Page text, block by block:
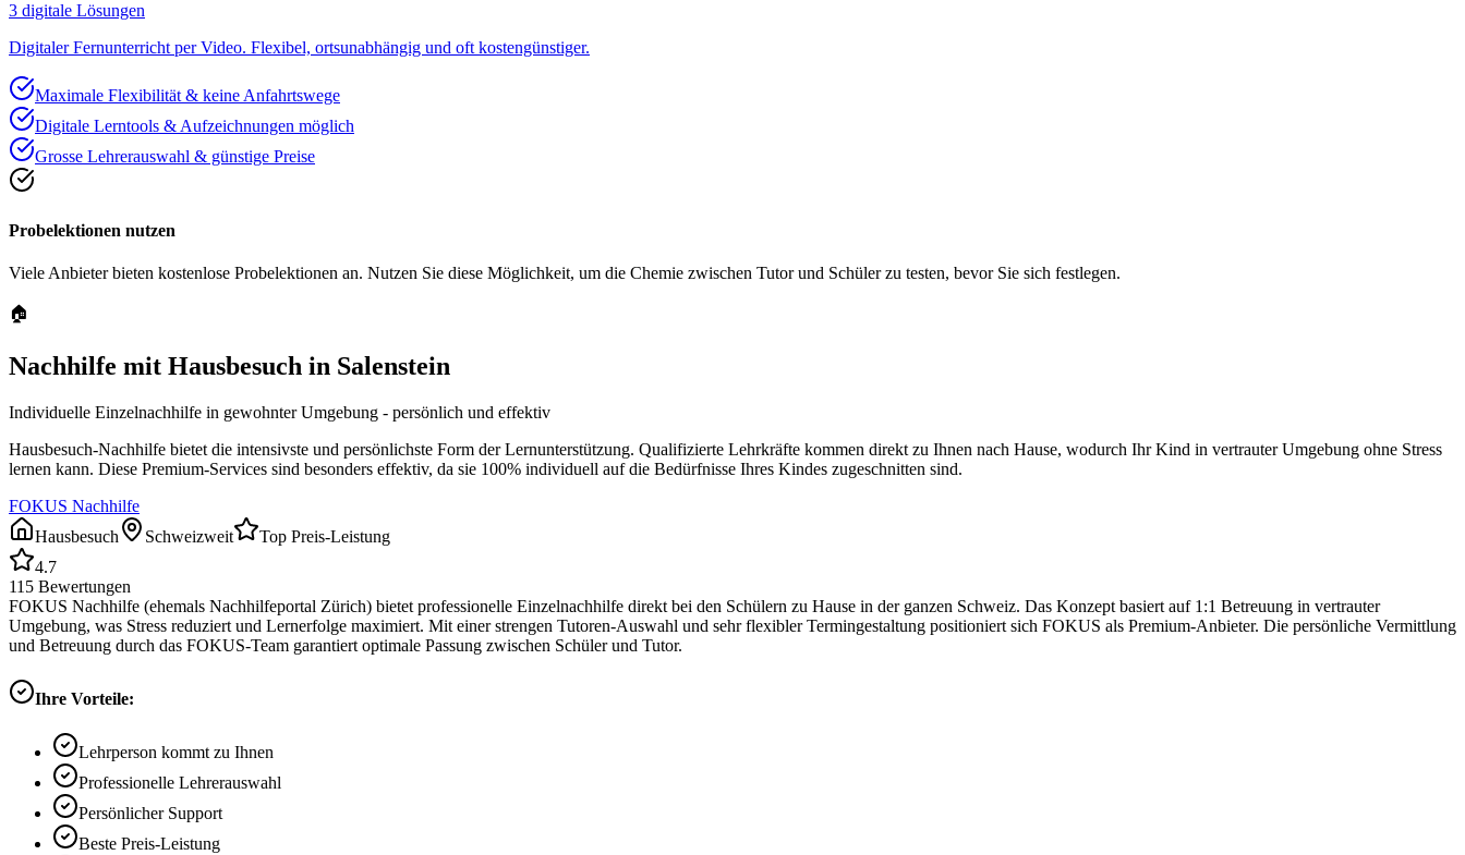
3 digitale Lösungen
Digitaler Fernunterricht per Video. Flexibel, ortsunabhängig und oft kostengünstiger.
Maximale Flexibilität & keine Anfahrtswege
Digitale Lerntools & Aufzeichnungen möglich
Grosse Lehrerauswahl & günstige Preise
Probelektionen nutzen
Viele Anbieter bieten kostenlose Probelektionen an. Nutzen Sie diese Möglichkeit, um die Chemie zwischen Tutor und Schüler zu testen, bevor Sie sich festlegen.
🏠
Nachhilfe mit Hausbesuch in Salenstein
Individuelle Einzelnachhilfe in gewohnter Umgebung - persönlich und effektiv
Hausbesuch-Nachhilfe bietet die intensivste und persönlichste Form der Lernunterstützung. Qualifizierte Lehrkräfte kommen direkt zu Ihnen nach Hause, wodurch Ihr Kind in vertrauter Umgebung ohne Stress
lernen kann. Diese Premium-Services sind besonders effektiv, da sie 100% individuell auf die Bedürfnisse Ihres Kindes zugeschnitten sind.
FOKUS Nachhilfe
Hausbesuch
Schweizweit
Top Preis-Leistung
4.7
115 Bewertungen
FOKUS Nachhilfe (ehemals Nachhilfeportal Zürich) bietet professionelle Einzelnachhilfe direkt bei den Schülern zu Hause in der ganzen Schweiz. Das Konzept basiert auf 1:1 Betreuung in vertrauter
Umgebung, was Stress reduziert und Lernerfolge maximiert. Mit einer strengen Tutoren-Auswahl und sehr flexibler Termingestaltung positioniert sich FOKUS als Premium-Anbieter. Die persönliche Vermittlung
und Betreuung durch das FOKUS-Team garantiert optimale Passung zwischen Schüler und Tutor.
Ihre Vorteile:
Lehrperson kommt zu Ihnen
Professionelle Lehrerauswahl
Persönlicher Support
Beste Preis-Leistung